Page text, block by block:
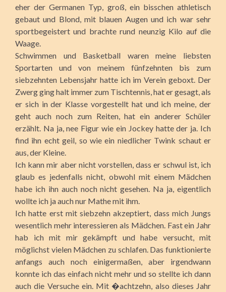
eher der Germanen Typ, groß, ein bisschen athletisch
gebaut und Blond, mit blauen Augen und ich war sehr
sportbegeistert und brachte rund neunzig Kilo auf die
Waage.
Schwimmen und Basketball waren meine liebsten
Sportarten und von meinem fünfzehnten bis zum
siebzehnten Lebensjahr hatte ich im Verein geboxt. Der
Zwerg ging halt immer zum Tischtennis, hat er gesagt, als
er sich in der Klasse vorgestellt hat und ich meine, der
geht auch noch zum Reiten, hat ein anderer Schüler
erzählt. Na ja, nee Figur wie ein Jockey hatte der ja. Ich
find ihn echt geil, so wie ein niedlicher Twink schaut er
aus, der Kleine.
Ich kann mir aber nicht vorstellen, dass er schwul ist, ich
glaub es jedenfalls nicht, obwohl mit einem Mädchen
habe ich ihn auch noch nicht gesehen. Na ja, eigentlich
wollte ich ja auch nur Mathe mit ihm.
Ich hatte erst mit siebzehn akzeptiert, dass mich Jungs
wesentlich mehr interessieren als Mädchen. Fast ein Jahr
hab ich mit mir gekämpft und habe versucht, mit
möglichst vielen Mädchen zu schlafen. Das funktionierte
anfangs auch noch einigermaßen, aber irgendwann
konnte ich das einfach nicht mehr und so stellte ich dann
auch die Versuche ein. Mit �achtzehn, also dieses Jahr